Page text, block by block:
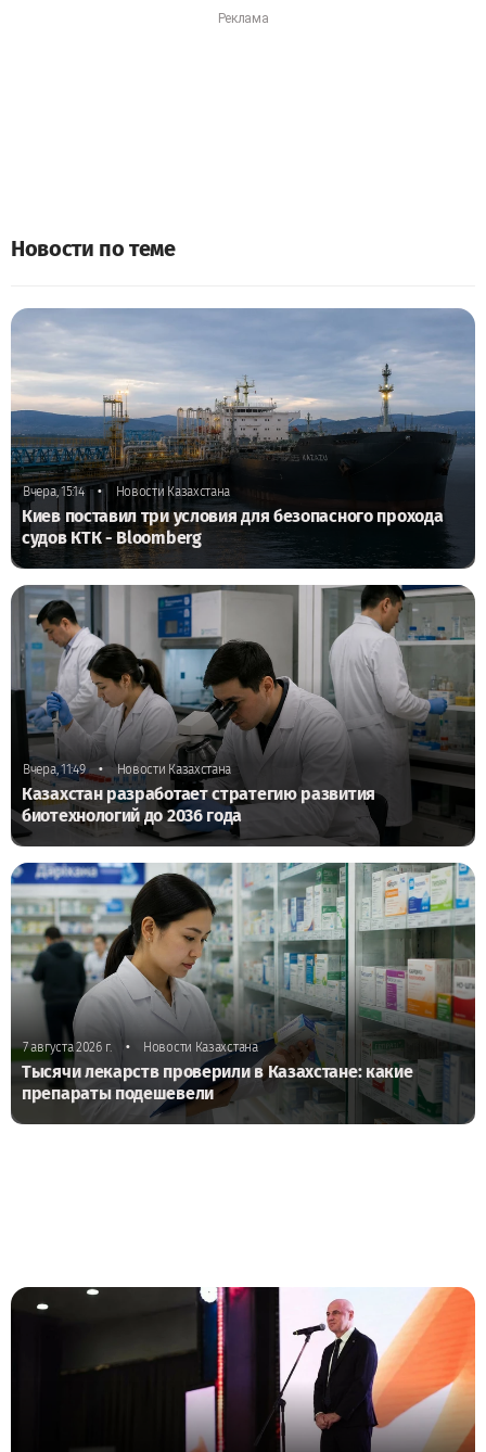
Новости по теме
Вчера, 15:14 • Новости Казахстана
Киев поставил три условия для безопасного прохода
судов КТК - Bloomberg
Вчера, 11:49 • Новости Казахстана
Казахстан разработает стратегию развития
биотехнологий до 2036 года
7 августа 2026 г. • Новости Казахстана
Тысячи лекарств проверили в Казахстане: какие
препараты подешевели